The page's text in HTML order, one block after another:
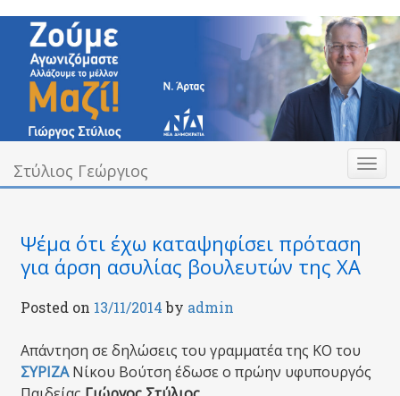
content
Στύλιος Γεώργιος
Υπεύθυνα Δίπλα σας Toggle
Στύλιος Γεώργιος
Ψέμα ότι έχω καταψηφίσει πρόταση
για άρση ασυλίας βουλευτών της ΧΑ
Posted on 13/11/2014by admin
Απάντηση σε δηλώσεις του γραμματέα της ΚΟ του
ΣΥΡΙΖΑΝίκου Βούτση έδωσε ο πρώην υφυπουργός